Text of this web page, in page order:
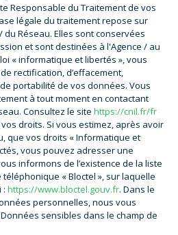
Responsable du Traitement de vos
légale du traitement repose sur
Réseau. Elles sont conservées
et sont destinées à l'Agence / au
« informatique et libertés », vous
rectification, d’effacement,
portabilité de vos données. Vous
à tout moment en contactant
Consultez le site https://cnil.fr/fr
droits. Si vous estimez, après avoir
que vos droits « Informatique et
vous pouvez adresser une
informons de l’existence de la liste
« Bloctel », sur laquelle
: https://www.bloctel.gouv.fr. Dans le
personnelles, nous vous
sensibles dans le champ de